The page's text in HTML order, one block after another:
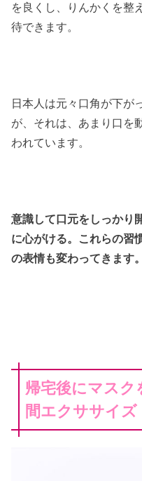
を良くし、りんかくを整
待できます。
日本人は元々口角が下が
が、それは、あまり口を
われています。
意識して口元をしっかり
に心がける。これらの習
の表情も変わってきます。
帰宅後にマスク
間エクササイズ